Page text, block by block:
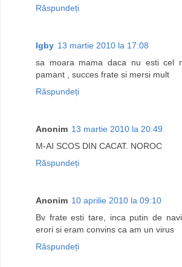
Răspundeți
Igby 13 martie 2010 la 17:08
sa moara mama daca nu esti cel
pamant , succes frate si mersi mult
Răspundeți
Anonim 13 martie 2010 la 20:49
M-AI SCOS DIN CACAT. NOROC
Răspundeți
Anonim 10 aprilie 2010 la 09:10
Bv frate esti tare, inca putin de
erori si eram convins ca am un virus
Răspundeți